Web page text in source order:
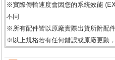
※實際傳輸速度會因您的系統效能
不同
※所有配件皆以原廠實際出貨所附配
※以上規格若有任何錯誤或原廠更動